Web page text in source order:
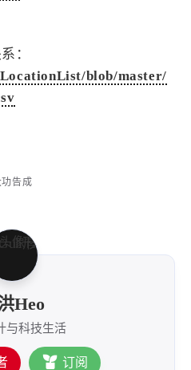
：
blob/master/
功告成
Heo
与科技生活
订阅